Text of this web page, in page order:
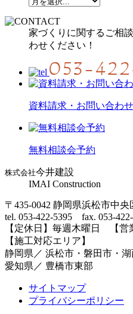
家づくりに関するご相
わせください！
資料請求・お問い合わせ
無料相談会予約
株式会社今井建設
IMAI Construction
〒435-0042 静岡県浜松市中央
tel. 053-422-5395 fax. 053-
【定休⽇】毎週⽊曜⽇ 【営
【施⼯対応エリア】
静岡県／ 浜松市・磐⽥市・
愛知県／ 豊橋市東部
サイトマップ
プライバシーポリシー